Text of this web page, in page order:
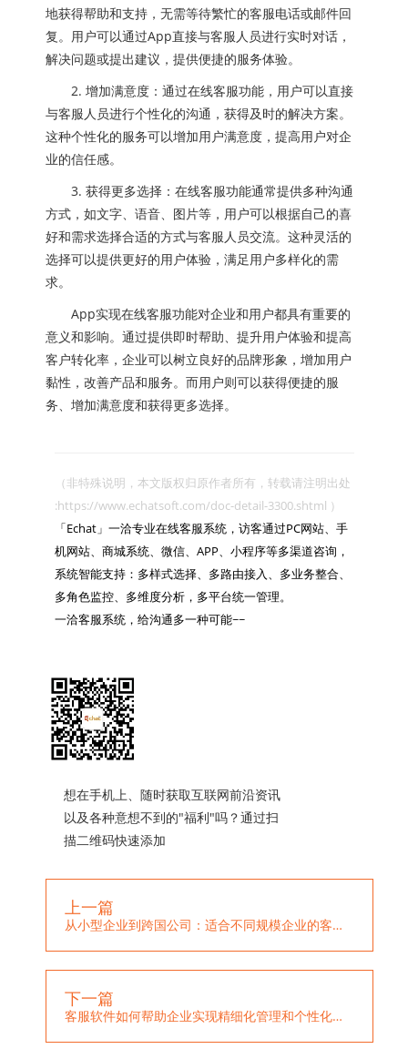
地获得帮助和支持，无需等待繁忙的客服电话或邮件回
复。用户可以通过App直接与客服人员进行实时对话，
解决问题或提出建议，提供便捷的服务体验。
2. 增加满意度：通过在线客服功能，用户可以直接
与客服人员进行个性化的沟通，获得及时的解决方案。
这种个性化的服务可以增加用户满意度，提高用户对企
业的信任感。
3. 获得更多选择：在线客服功能通常提供多种沟通
方式，如文字、语音、图片等，用户可以根据自己的喜
好和需求选择合适的方式与客服人员交流。这种灵活的
选择可以提供更好的用户体验，满足用户多样化的需
求。
App实现在线客服功能对企业和用户都具有重要的
意义和影响。通过提供即时帮助、提升用户体验和提高
客户转化率，企业可以树立良好的品牌形象，增加用户
黏性，改善产品和服务。而用户则可以获得便捷的服
务、增加满意度和获得更多选择。
（非特殊说明，本文版权归原作者所有，转载请注明出处
:https://www.echatsoft.com/doc-detail-3300.shtml ）
「Echat」一洽专业在线客服系统，访客通过PC网站、手
机网站、商城系统、微信、APP、小程序等多渠道咨询，
系统智能支持：多样式选择、多路由接入、多业务整合、
多角色监控、多维度分析，多平台统一管理。
一洽客服系统，给沟通多一种可能~~
想在手机上、随时获取互联网前沿资讯
以及各种意想不到的"福利"吗？通过扫
描二维码快速添加
上一篇
从小型企业到跨国公司：适合不同规模企业的客服软件推荐!
下一篇
客服软件如何帮助企业实现精细化管理和个性化服务?